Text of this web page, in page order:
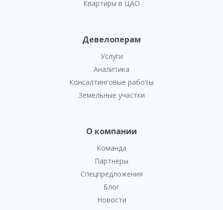
Квартиры в ЦАО
Девелоперам
Услуги
Аналитика
Консалтинговые работы
Земельные участки
О компании
Команда
Партнеры
Спецпредложения
Блог
Новости